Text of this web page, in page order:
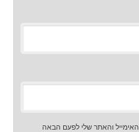
והאתר שלי לפעם הבאה